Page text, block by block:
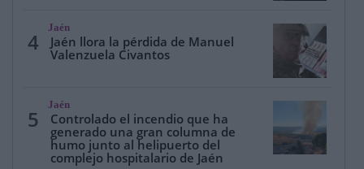
4
Jaén
Jaén llora la pérdida de Manuel
Valenzuela Civantos
5
Jaén
Controlado el incendio que ha
generado una gran columna de
humo junto al helipuerto del
complejo hospitalario de Jaén